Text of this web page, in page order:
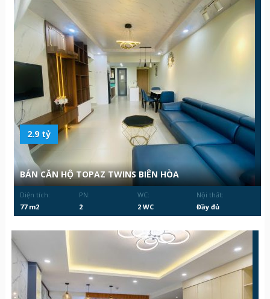
2.9 tỷ
BÁN CĂN HỘ TOPAZ TWINS BIÊN HÒA
Diện tích:
77 m2
PN:
2
WC:
2 WC
Nội thất:
Đầy đủ